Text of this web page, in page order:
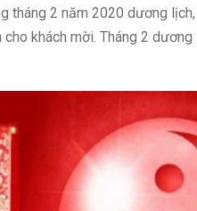
tháng 2 năm 2020 dương
khách mời. Tháng 2